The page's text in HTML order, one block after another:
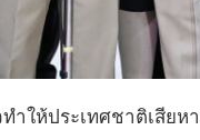
ำให้ประเทศชาติเสีย